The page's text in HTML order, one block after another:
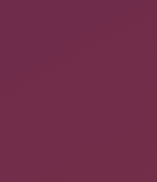
scolaires
Avec les Compétences
scolaire dans le
SACoche est
au Cartable en